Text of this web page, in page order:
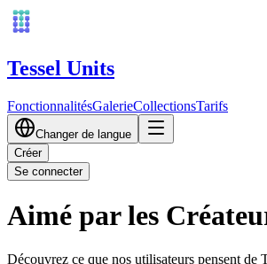
Tessel Units
FonctionnalitésGalerieCollectionsTarifs
Changer de langue
Créer
Se connecter
Aimé par les
Découvrez ce que nos utilisateurs pensent de